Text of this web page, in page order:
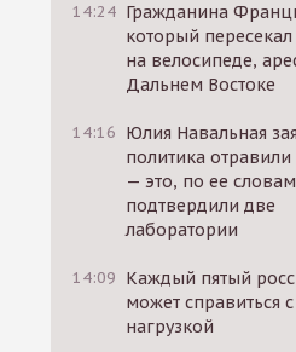
14:24 Гражданина
который
на велосипеде,
Дальнем Востоке
14:16 Юлия Навальная
политика
— это, по ее
подтвердили две
лаборатории
14:09 Каждый пятый
может справиться
нагрузкой